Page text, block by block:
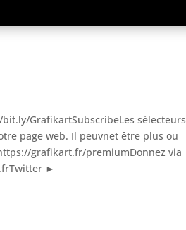
GrafikartSubscribeLes sélecteurs
page web. Il peuvnet être plus ou
grafikart.fr/premiumDonnez via
►